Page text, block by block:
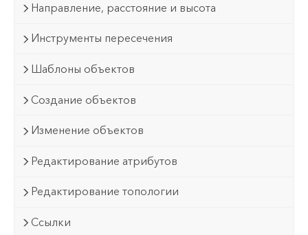
Направление, расстояние и высота
Инструменты пересечения
Шаблоны объектов
Создание объектов
Изменение объектов
Редактирование атрибутов
Редактирование топологии
Ссылки